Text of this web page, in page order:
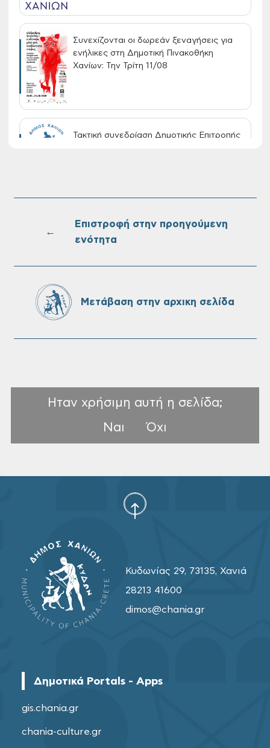
Συνεχίζονται οι δωρεάν ξεναγήσεις για
ενήλικες στη Δημοτική Πινακοθήκη
Χανίων: Την Τρίτη 11/08
Τακτική συνεδρίαση Δημοτικής Επιτροπής
Επαναλειτουργία του συστήματος
Ονουφρίου
Πίνακες Κατάταξης & Βαθμολογίας,
Δήμου Χανίων
←
Επιστροφή στην προηγούμενη
ενότητα
Μετάβαση στην αρχικη σελίδα
Ηταν χρήσιμη αυτή η σελίδα;
Ναι
Όχι
Κυδωνίας 29, 73135, Χανιά
28213 41600
dimos@chania.gr
Δημοτικά Portals - Apps
gis.chania.gr
chania-culture.gr